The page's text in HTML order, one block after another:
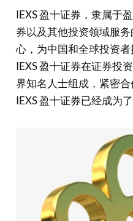
IEXS 盈十证券，隶属于
券以及其他投资领域服
心，为中国和全球投资者
IEXS 盈十证券在证券投
界知名人士组成，紧密
IEXS 盈十证券已经成为